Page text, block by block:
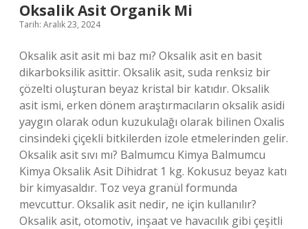
Oksalik Asit Organik Mi
Tarih: Aralık 23, 2024
Oksalik asit asit mi baz mı? Oksalik asit en basit
dikarboksilik asittir. Oksalik asit, suda renksiz bir
çözelti oluşturan beyaz kristal bir katıdır. Oksalik
asit ismi, erken dönem araştırmacıların oksalik asidi
yaygın olarak odun kuzukulağı olarak bilinen Oxalis
cinsindeki çiçekli bitkilerden izole etmelerinden gelir.
Oksalik asit sıvı mı? Balmumcu Kimya Balmumcu
Kimya Oksalik Asit Dihidrat 1 kg. Kokusuz beyaz katı
bir kimyasaldır. Toz veya granül formunda
mevcuttur. Oksalik asit nedir, ne için kullanılır?
Oksalik asit, otomotiv, inşaat ve havacılık gibi çeşitli